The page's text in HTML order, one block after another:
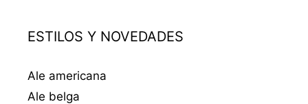
ESTILOS Y NOVEDADES
Ale americana
Ale belga